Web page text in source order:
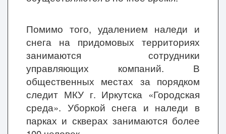
Помимо того, удалением наледи и
снега на придомовых территориях
занимаются сотрудники
управляющих компаний. В
общественных местах за порядком
следит МКУ г. Иркутска «Городская
среда». Уборкой снега и наледи в
парках и скверах занимаются более